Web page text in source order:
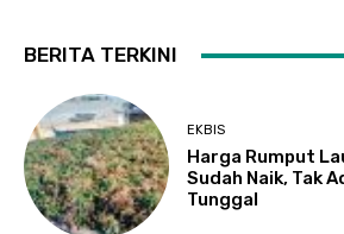
BERITA TERKINI
EKBIS
Harga Rumput
Sudah Naik, Tak
Tunggal